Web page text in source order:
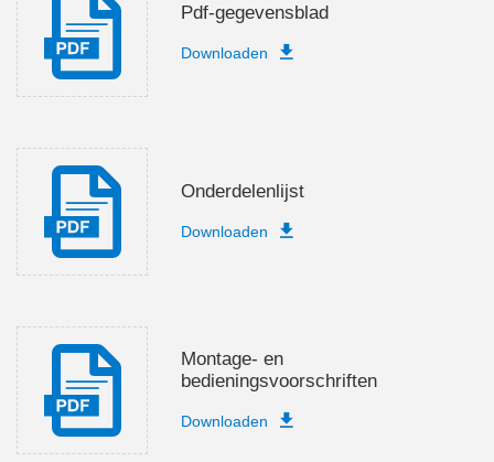
Pdf-gegevensblad
Downloaden
Onderdelenlijst
Downloaden
Montage- en
bedieningsvoorschriften
Downloaden